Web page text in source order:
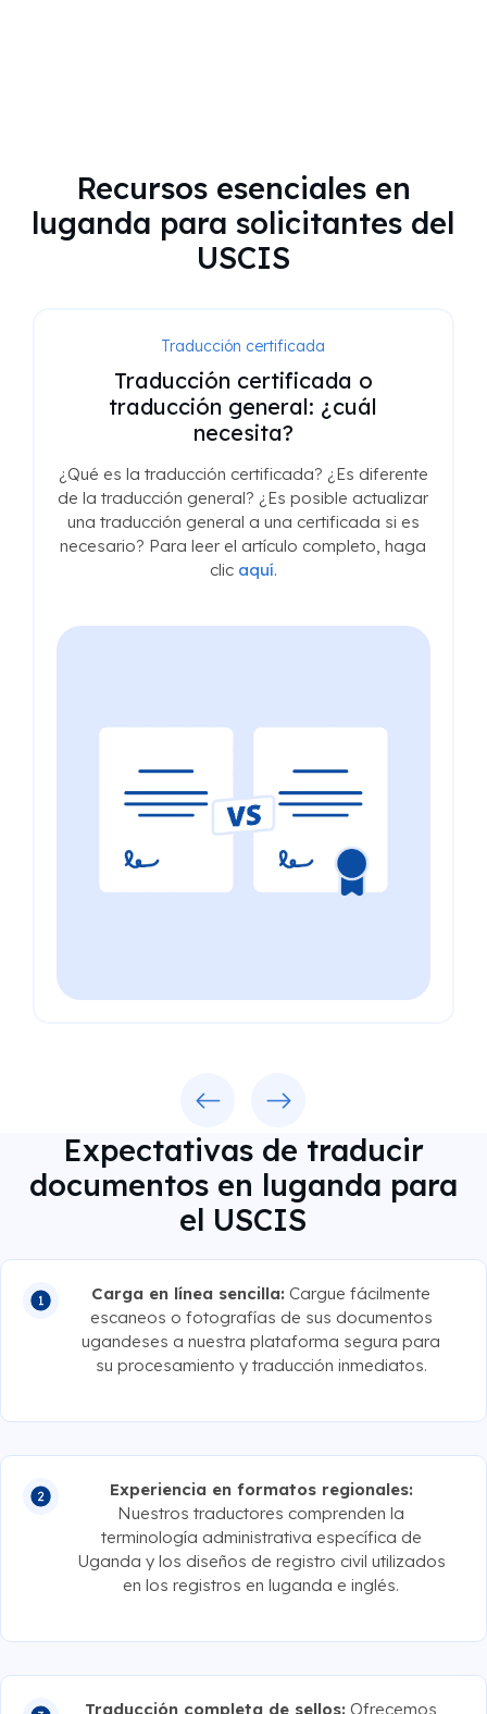
Recursos esenciales en
luganda para solicitantes del
USCIS
Traducción certificada
Traducción certificada o
traducción general: ¿cuál
necesita?
¿Qué es la traducción certificada? ¿Es diferente
de la traducción general? ¿Es posible actualizar
una traducción general a una certificada si es
necesario? Para leer el artículo completo, haga
clic aquí.
Expectativas de traducir
documentos en luganda para
el USCIS
Carga en línea sencilla: Cargue fácilmente
escaneos o fotografías de sus documentos
ugandeses a nuestra plataforma segura para
su procesamiento y traducción inmediatos.
Experiencia en formatos regionales:
Nuestros traductores comprenden la
terminología administrativa específica de
Uganda y los diseños de registro civil utilizados
en los registros en luganda e inglés.
Traducción completa de sellos: Ofrecemos